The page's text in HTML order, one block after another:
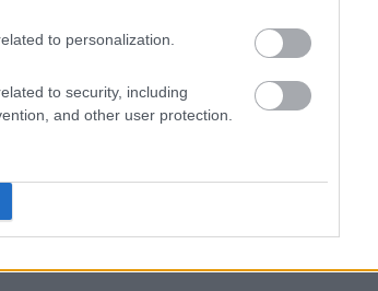
to personalization.
to security, including
and other user protection.
170 λίρες, αλλά
την εβδομάδα 350 λίρες
μια συνηθισμένη έξοδος
ενώ μια ταινία στο